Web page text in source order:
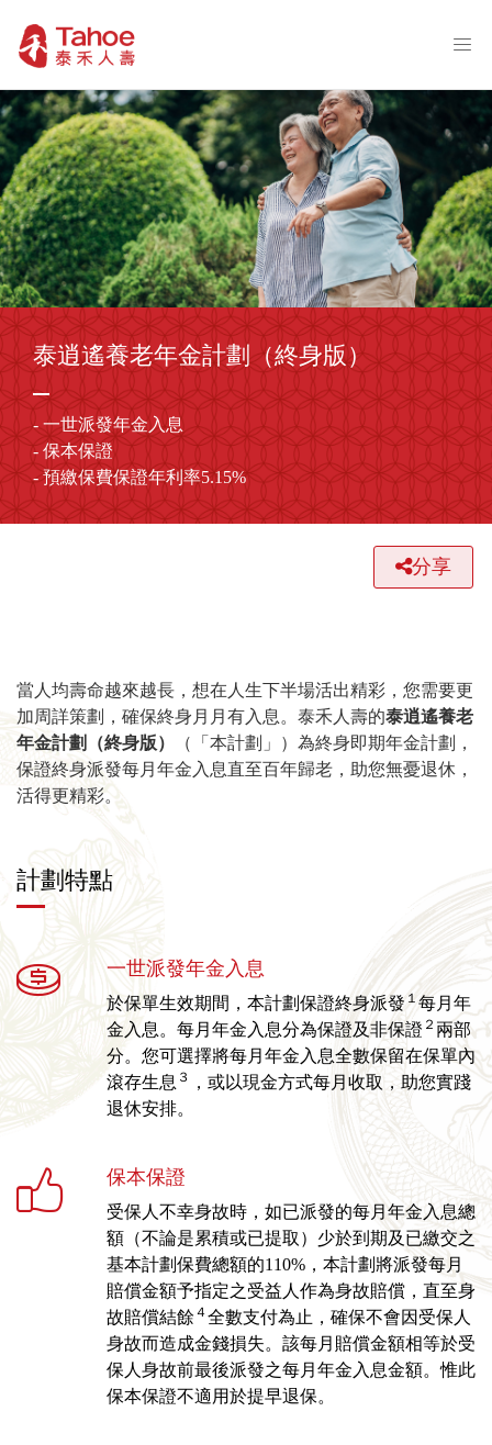
泰逍遙養老年金計劃（終身版）
- 一世派發年金入息
- 保本保證
- 預繳保費保證年利率5.15%
分享
當人均壽命越來越長，想在人生下半場活出精彩，您需要更
加周詳策劃，確保終身月月有入息。泰禾人壽的泰逍遙養老
年金計劃（終身版）
（「本計劃」）為終身即期年金計劃，
保證終身派發每月年金入息直至百年歸老，助您無憂退休，
活得更精彩。
計劃特點
一世派發年金入息
於保單生效期間，本計劃保證終身派發１每月年
金入息。每月年金入息分為保證及非保證 ２ 兩部
分。您可選擇將每月年金入息全數保留在保單內
滾存生息 ３
，或以現金方式每月收取，助您實踐
退休安排。
保本保證
受保人不幸身故時，如已派發的每月年金入息總
額（不論是累積或已提取）少於到期及已繳交之
基本計劃保費總額的110%，本計劃將派發每月
賠償金額予指定之受益人作為身故賠償，直至身
故賠償結餘 ４全數支付為止，確保不會因受保人
身故而造成金錢損失。該每月賠償金額相等於受
保人身故前最後派發之每月年金入息金額。惟此
保本保證不適用於提早退保。